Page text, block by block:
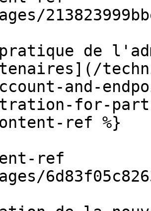
pratique de
and-
for-
ref %}
ref